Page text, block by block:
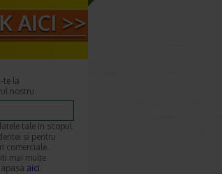
te la
nostru
tale in scopul
si pentru
comerciale.
mai multe
aici.